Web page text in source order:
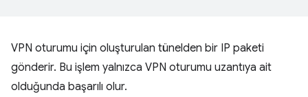
VPN oturumu için oluşturulan tünelden bir IP paketi
gönderir. Bu işlem yalnızca VPN oturumu uzantıya ait
olduğunda başarılı olur.